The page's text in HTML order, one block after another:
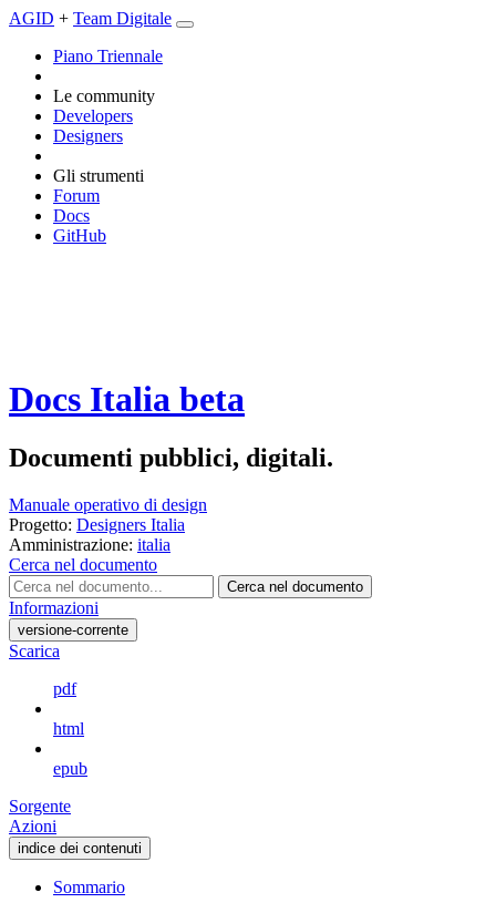
AGID + Team Digitale
Piano Triennale
Le community
Developers
Designers
Gli strumenti
Forum
Docs
GitHub
Docs Italia beta
Documenti pubblici, digitali.
Manuale operativo di design
Progetto: Designers Italia
Amministrazione: italia
Cerca nel documento
Cerca nel documento
Informazioni
versione-corrente
Scarica
pdf
html
epub
Sorgente
Azioni
indice dei contenuti
Sommario